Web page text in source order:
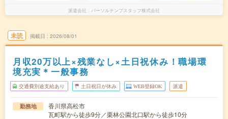
派遣会社 パーソルテンプスタッフ株式会社
未読 掲載日 2026/08/01
月収20万以上×残業なし×土日祝休み！職場環
境充実＊一般事務
交通費別途支給あり 土日祝日が休み WEB登録OK 派遣
勤務地
香川県高松市
瓦町駅から徒歩9分／栗林公園北口駅から徒歩10分